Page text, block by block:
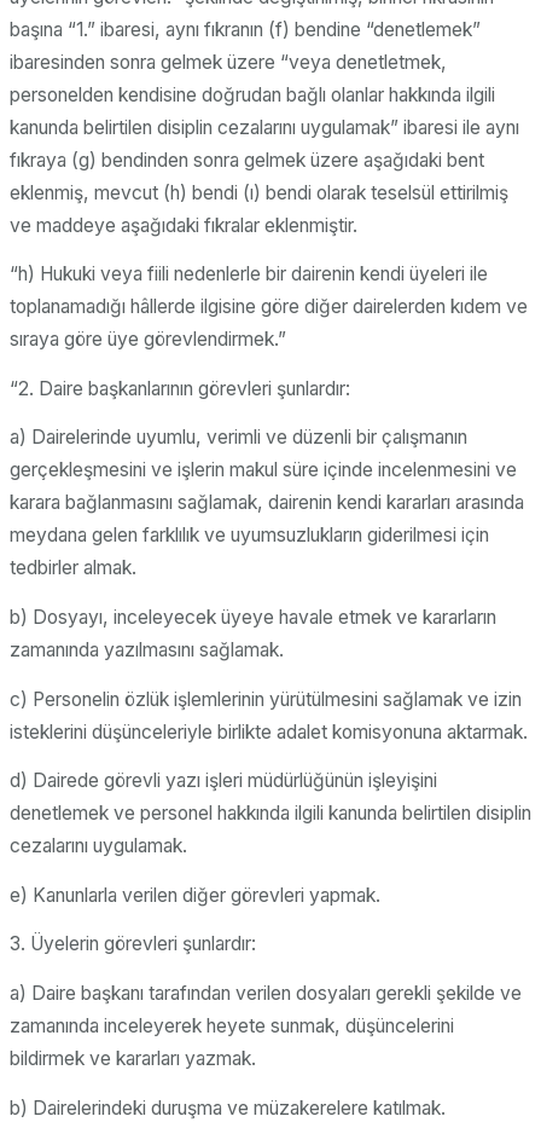
başına “1.” ibaresi, aynı fıkranın (f) bendine “denetlemek”
ibaresinden sonra gelmek üzere “veya denetletmek,
personelden kendisine doğrudan bağlı olanlar hakkında ilgili
kanunda belirtilen disiplin cezalarını uygulamak” ibaresi ile aynı
fıkraya (g) bendinden sonra gelmek üzere aşağıdaki bent
eklenmiş, mevcut (h) bendi (ı) bendi olarak teselsül ettirilmiş
ve maddeye aşağıdaki fıkralar eklenmiştir.
“h) Hukuki veya fiili nedenlerle bir dairenin kendi üyeleri ile
toplanamadığı hâllerde ilgisine göre diğer dairelerden kıdem ve
sıraya göre üye görevlendirmek.”
“2. Daire başkanlarının görevleri şunlardır:
a) Dairelerinde uyumlu, verimli ve düzenli bir çalışmanın
gerçekleşmesini ve işlerin makul süre içinde incelenmesini ve
karara bağlanmasını sağlamak, dairenin kendi kararları arasında
meydana gelen farklılık ve uyumsuzlukların giderilmesi için
tedbirler almak.
b) Dosyayı, inceleyecek üyeye havale etmek ve kararların
zamanında yazılmasını sağlamak.
c) Personelin özlük işlemlerinin yürütülmesini sağlamak ve izin
isteklerini düşünceleriyle birlikte adalet komisyonuna aktarmak.
d) Dairede görevli yazı işleri müdürlüğünün işleyişini
denetlemek ve personel hakkında ilgili kanunda belirtilen disiplin
cezalarını uygulamak.
e) Kanunlarla verilen diğer görevleri yapmak.
3. Üyelerin görevleri şunlardır:
a) Daire başkanı tarafından verilen dosyaları gerekli şekilde ve
zamanında inceleyerek heyete sunmak, düşüncelerini
bildirmek ve kararları yazmak.
b) Dairelerindeki duruşma ve müzakerelere katılmak.